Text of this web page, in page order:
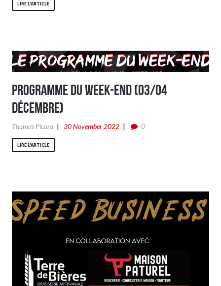
LIRE L'ARTICLE
Programme du week-end (03/04
Décembre)
Thomas Picard 30 November 2022 0
LIRE L'ARTICLE